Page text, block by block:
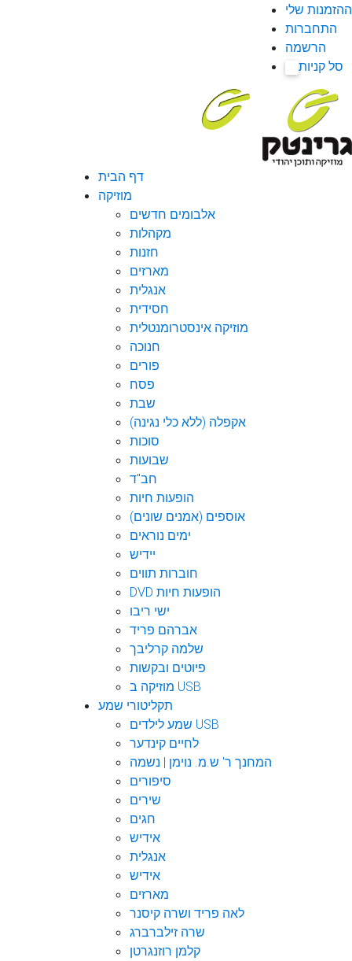
ההזמנות שלי
התחברות
הרשמה
סל קניות
דף הבית
מוזיקה
אלבומים חדשים
מקהלות
חזנות
מארזים
אנגלית
חסידית
מוזיקה אינסטרומנטלית
חנוכה
פורים
פסח
שבת
אקפלה (ללא כלי נגינה)
סוכות
שבועות
חב"ד
הופעות חיות
אוספים (אמנים שונים)
ימים נוראים
יידיש
חוברות תווים
DVD הופעות חיות
ישי ריבו
אברהם פריד
שלמה קרליבך
פיוטים ובקשות
מוזיקה ב USB
תקליטורי שמע
שמע לילדים USB
לחיים קינדער
המחנך ר' ש.מ. נוימן | נשמה
סיפורים
שירים
חגים
אידיש
אנגלית
אידיש
מארזים
לאה פריד ושרה קיסנר
שרה זילברברג
קלמן רוזנגרטן